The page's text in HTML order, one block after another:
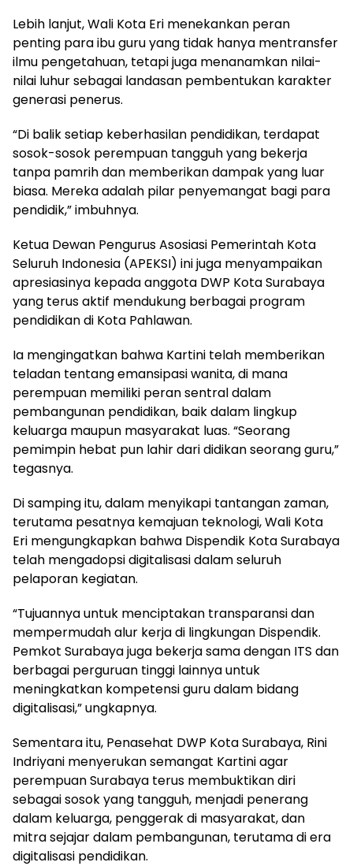
Lebih lanjut, Wali Kota Eri menekankan peran
penting para ibu guru yang tidak hanya mentransfer
ilmu pengetahuan, tetapi juga menanamkan nilai-
nilai luhur sebagai landasan pembentukan karakter
generasi penerus.
“Di balik setiap keberhasilan pendidikan, terdapat
sosok-sosok perempuan tangguh yang bekerja
tanpa pamrih dan memberikan dampak yang luar
biasa. Mereka adalah pilar penyemangat bagi para
pendidik,” imbuhnya.
Ketua Dewan Pengurus Asosiasi Pemerintah Kota
Seluruh Indonesia (APEKSI) ini juga menyampaikan
apresiasinya kepada anggota DWP Kota Surabaya
yang terus aktif mendukung berbagai program
pendidikan di Kota Pahlawan.
Ia mengingatkan bahwa Kartini telah memberikan
teladan tentang emansipasi wanita, di mana
perempuan memiliki peran sentral dalam
pembangunan pendidikan, baik dalam lingkup
keluarga maupun masyarakat luas. “Seorang
pemimpin hebat pun lahir dari didikan seorang guru,”
tegasnya.
Di samping itu, dalam menyikapi tantangan zaman,
terutama pesatnya kemajuan teknologi, Wali Kota
Eri mengungkapkan bahwa Dispendik Kota Surabaya
telah mengadopsi digitalisasi dalam seluruh
pelaporan kegiatan.
“Tujuannya untuk menciptakan transparansi dan
mempermudah alur kerja di lingkungan Dispendik.
Pemkot Surabaya juga bekerja sama dengan ITS dan
berbagai perguruan tinggi lainnya untuk
meningkatkan kompetensi guru dalam bidang
digitalisasi,” ungkapnya.
Sementara itu, Penasehat DWP Kota Surabaya, Rini
Indriyani menyerukan semangat Kartini agar
perempuan Surabaya terus membuktikan diri
sebagai sosok yang tangguh, menjadi penerang
dalam keluarga, penggerak di masyarakat, dan
mitra sejajar dalam pembangunan, terutama di era
digitalisasi pendidikan.